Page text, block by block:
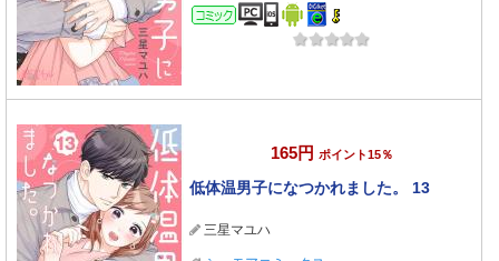
コミック
165円 ポイント15％
低体温男子になつかれました。 13
三星マユハ